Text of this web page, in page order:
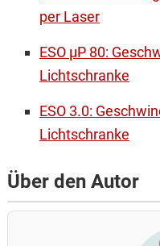
per Laser
ESO µP 80:
Lichtschranke
ESO 3.0:
Lichtschranke
Über den Autor